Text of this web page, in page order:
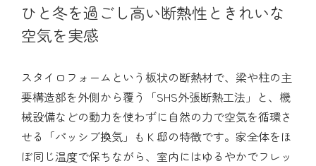
ひと冬を過ごし高い断熱性ときれいな
空気を実感
スタイロフォームという板状の断熱材で、梁や柱の主
要構造部を外側から覆う「SHS外張断熱工法」と、機
械設備などの動力を使わずに自然の力で空気を循環さ
せる「パッシブ換気」もＫ邸の特徴です。家全体をほ
ぼ同じ温度で保ちながら、室内にはゆるやかでフレッ